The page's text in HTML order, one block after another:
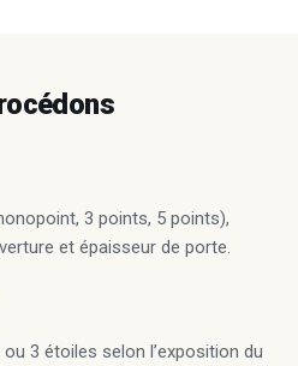
3 points, 5 points),
et épaisseur de porte.
ou 3 étoiles selon l’exposition du